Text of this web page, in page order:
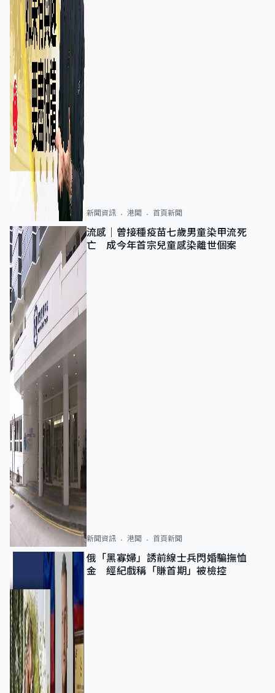
新聞資訊 港聞 首頁新聞
流感｜曾接種疫苗七歲男童染甲流死
亡 成今年首宗兒童感染離世個案
新聞資訊 港聞 首頁新聞
俄「黑寡婦」誘前線士兵閃婚騙撫恤
金 經紀戲稱「賺首期」被檢控